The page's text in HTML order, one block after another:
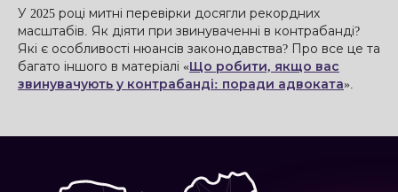
У 2025 році митні перевірки досягли рекордних
масштабів. Як діяти при звинуваченні в контрабанді?
Які є особливості нюансів законодавства? Про все це та
багато іншого в матеріалі «Що робити, якщо вас
звинувачують у контрабанді: поради адвоката».